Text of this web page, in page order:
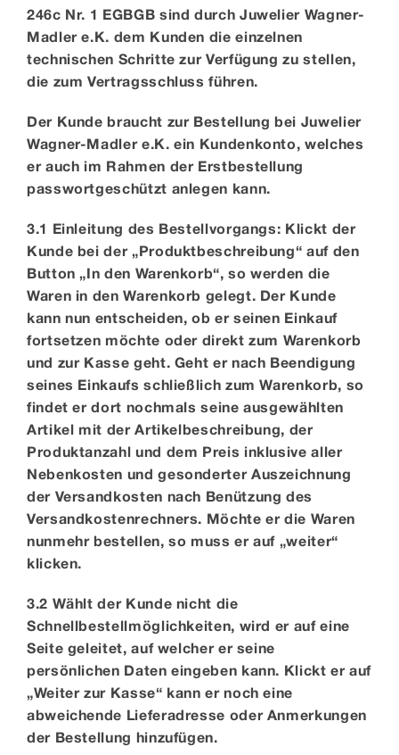
246c Nr. 1 EGBGB sind durch Juwelier Wagner-
Madler e.K. dem Kunden die einzelnen
technischen Schritte zur Verfügung zu stellen,
die zum Vertragsschluss führen.
Der Kunde braucht zur Bestellung bei Juwelier
Wagner-Madler e.K. ein Kundenkonto, welches
er auch im Rahmen der Erstbestellung
passwortgeschützt anlegen kann.
3.1 Einleitung des Bestellvorgangs: Klickt der
Kunde bei der „Produktbeschreibung“ auf den
Button „In den Warenkorb“, so werden die
Waren in den Warenkorb gelegt. Der Kunde
kann nun entscheiden, ob er seinen Einkauf
fortsetzen möchte oder direkt zum Warenkorb
und zur Kasse geht. Geht er nach Beendigung
seines Einkaufs schließlich zum Warenkorb, so
findet er dort nochmals seine ausgewählten
Artikel mit der Artikelbeschreibung, der
Produktanzahl und dem Preis inklusive aller
Nebenkosten und gesonderter Auszeichnung
der Versandkosten nach Benützung des
Versandkostenrechners. Möchte er die Waren
nunmehr bestellen, so muss er auf „weiter“
klicken.
3.2 Wählt der Kunde nicht die
Schnellbestellmöglichkeiten, wird er auf eine
Seite geleitet, auf welcher er seine
persönlichen Daten eingeben kann. Klickt er auf
„Weiter zur Kasse“ kann er noch eine
abweichende Lieferadresse oder Anmerkungen
der Bestellung hinzufügen.